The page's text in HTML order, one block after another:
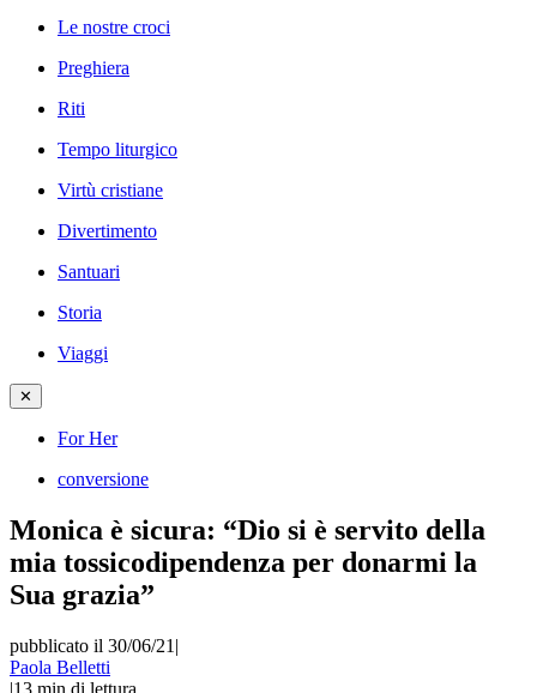
Le nostre croci
Preghiera
Riti
Tempo liturgico
Virtù cristiane
Divertimento
Santuari
Storia
Viaggi
✕
For Her
conversione
Monica è sicura: “Dio si è servito della
mia tossicodipendenza per donarmi la
Sua grazia”
pubblicato il 30/06/21 |
Paola Belletti
|13 min di lettura